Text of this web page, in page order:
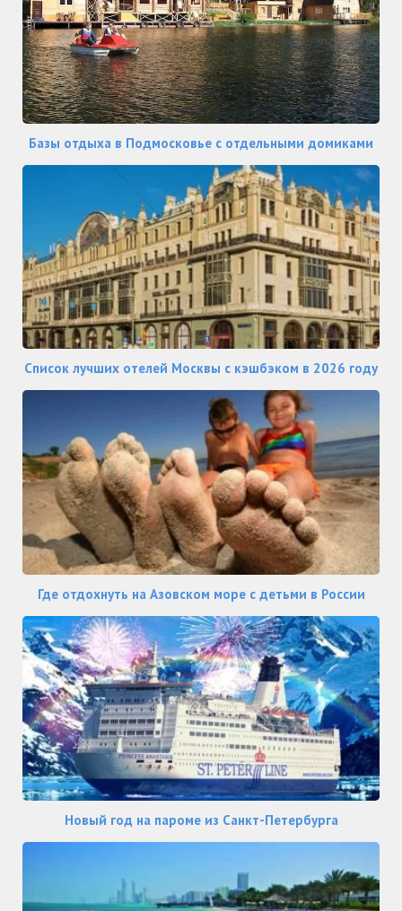
Базы отдыха в Подмосковье с отдельными домиками
Список лучших отелей Москвы с кэшбэком в 2026 году
Где отдохнуть на Азовском море с детьми в России
Новый год на пароме из Санкт-Петербурга